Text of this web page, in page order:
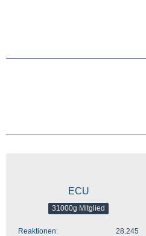
ECU
31000g Mitglied
Reaktionen
28.245